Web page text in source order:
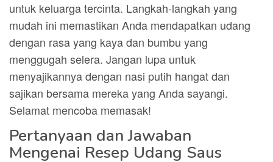
untuk keluarga tercinta. Langkah-langkah yang
mudah ini memastikan Anda mendapatkan udang
dengan rasa yang kaya dan bumbu yang
menggugah selera. Jangan lupa untuk
menyajikannya dengan nasi putih hangat dan
sajikan bersama mereka yang Anda sayangi.
Selamat mencoba memasak!
Pertanyaan dan Jawaban
Mengenai Resep Udang Saus